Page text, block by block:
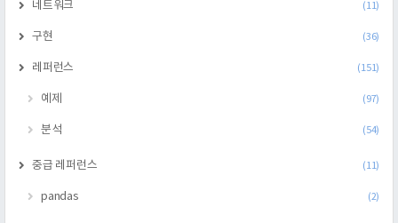
네트워크 (11)
구현 (36)
레퍼런스 (151)
예제 (97)
분석 (54)
중급 레퍼런스 (11)
pandas (2)